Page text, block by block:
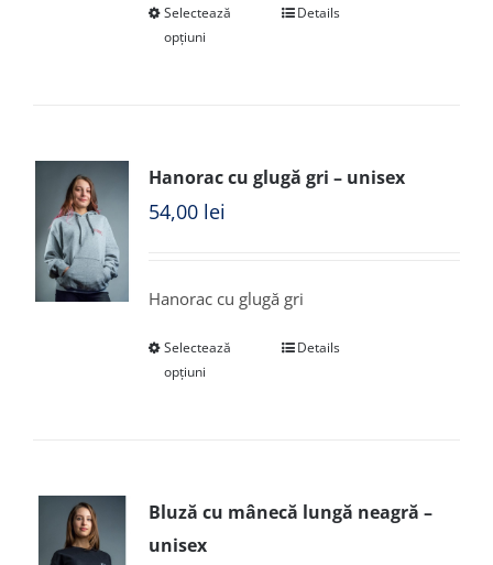
Selectează
opțiuni
Details
Hanorac cu glugă gri – unisex
54,00 lei
Hanorac cu glugă gri
Selectează
opțiuni
Details
Bluză cu mânecă lungă neagră –
unisex